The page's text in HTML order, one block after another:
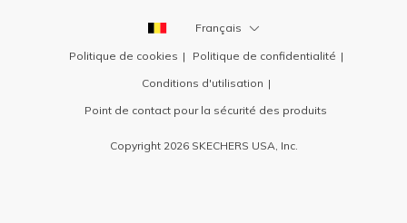
Français
Politique de cookies
Politique de confidentialité
Conditions d'utilisation
Point de contact pour la sécurité des produits
Copyright 2026 SKECHERS USA, Inc.